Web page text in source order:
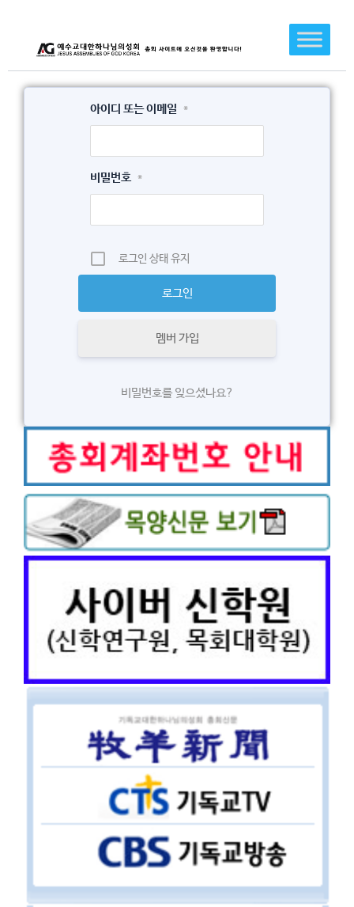
로
아이디 또는 이메일 *
비밀번호 *
로그인 상태 유지
멤버 가입
비밀번호를 잊으셨나요?